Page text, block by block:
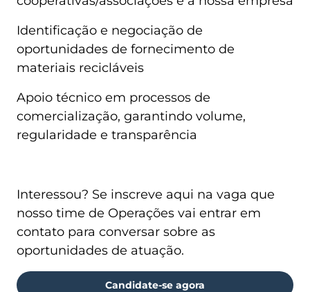
Identificação e negociação de
oportunidades de fornecimento de
materiais recicláveis
Apoio técnico em processos de
comercialização, garantindo volume,
regularidade e transparência
Interessou? Se inscreve aqui na vaga que
nosso time de Operações vai entrar em
contato para conversar sobre as
oportunidades de atuação.
Candidate-se agora